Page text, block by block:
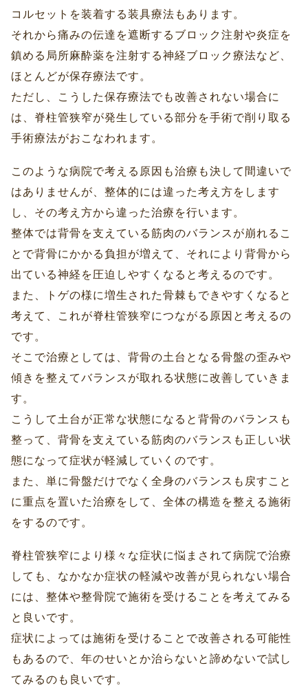
コルセットを装着する装具療法もあります。
それから痛みの伝達を遮断するブロック注射や炎症を
鎮める局所麻酔薬を注射する神経ブロック療法など、
ほとんどが保存療法です。
ただし、こうした保存療法でも改善されない場合に
は、脊柱管狭窄が発生している部分を手術で削り取る
手術療法がおこなわれます。
このような病院で考える原因も治療も決して間違いで
はありませんが、整体的には違った考え方をします
し、その考え方から違った治療を行います。
整体では背骨を支えている筋肉のバランスが崩れるこ
とで背骨にかかる負担が増えて、それにより背骨から
出ている神経を圧迫しやすくなると考えるのです。
また、トゲの様に増生された骨棘もできやすくなると
考えて、これが脊柱管狭窄につながる原因と考えるの
です。
そこで治療としては、背骨の土台となる骨盤の歪みや
傾きを整えてバランスが取れる状態に改善していきま
す。
こうして土台が正常な状態になると背骨のバランスも
整って、背骨を支えている筋肉のバランスも正しい状
態になって症状が軽減していくのです。
また、単に骨盤だけでなく全身のバランスも戻すこと
に重点を置いた治療をして、全体の構造を整える施術
をするのです。
脊柱管狭窄により様々な症状に悩まされて病院で治療
しても、なかなか症状の軽減や改善が見られない場合
には、整体や整骨院で施術を受けることを考えてみる
と良いです。
症状によっては施術を受けることで改善される可能性
もあるので、年のせいとか治らないと諦めないで試し
てみるのも良いです。